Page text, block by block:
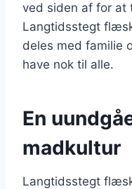
ved siden af for at
Langtidsstegt
deles med familie
have nok til alle.
En
madkultur
Langtidsstegt